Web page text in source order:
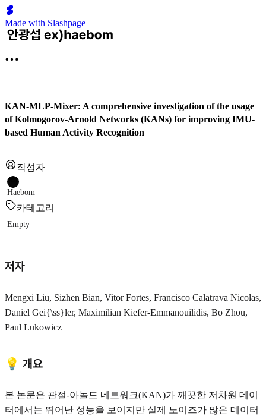
Made with Slashpage
KAN-MLP-Mixer: A comprehensive investigation of the usage
of Kolmogorov-Arnold Networks (KANs) for improving IMU-
based Human Activity Recognition
작성자
Haebom
카테고리
Empty
저자
Mengxi Liu, Sizhen Bian, Vitor Fortes, Francisco Calatrava Nicolas,
Daniel Gei{\ss}ler, Maximilian Kiefer-Emmanouilidis, Bo Zhou,
Paul Lukowicz
💡 개요
본 논문은 관절-아놀드 네트워크(KAN)가 깨끗한 저차원 데이
터에서는 뛰어난 성능을 보이지만 실제 노이즈가 많은 데이터